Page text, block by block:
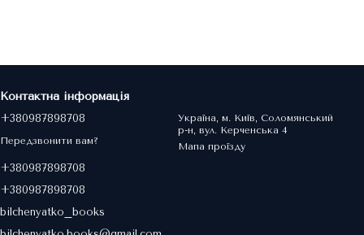
Контактна інформація
+380987898708
Передзвонити вам?
+380987898708
+380987898708
bilchenyatko_books
Україна, м. Київ, Соломянський
р-н, вул. Керченська 4
Мапа проїзду